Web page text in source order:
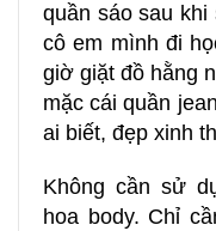
quần sáo sau
cô em mình đi
giờ giặt đồ hằng
mặc cái quần
ai biết, đẹp xinh
Không cần sử
hoa body. Chỉ